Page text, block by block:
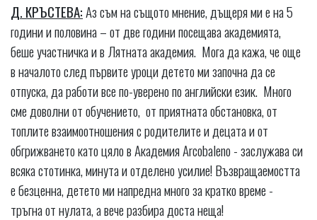
Д. КРЪСТЕВА:Аз съм на същото мнение, дъщеря ми е на 5
години и половина – от две години посещава академията,
беше участничка и в Лятната академия. Мога да кажа, че още
в началото след първите уроци детето ми започна да се
отпуска, да работи все по-уверено по английски език. Много
сме доволни от обучението, от приятната обстановка, от
топлите взаимоотношения с родителите и децата и от
обгрижването като цяло в Академия Arcobaleno - заслужава си
всяка стотинка, минута и отделено усилие! Възвращаемостта
е безценна, детето ми напредна много за кратко време -
тръгна от нулата, а вече разбира доста неща!